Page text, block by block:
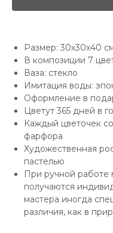
Размер: 30х30х40
В композиции 7
Ваза: стекло
Имитация воды:
Оформление в
Цветут 365 дней в
Каждый цветочек
фарфора
Художественная
пастелью
При ручной работе
получаются
мастера иногда
различия, как в